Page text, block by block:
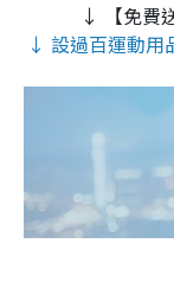
↓ 【免費
↓ 設過百運動用